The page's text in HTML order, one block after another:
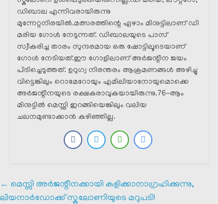
ഡിബാല എന്നിവരായിരുന്നു
മുന്നേറ്റനിരയിൽ.മത്സരത്തിന്റെ ഏഴാം മിനുട്ടിലാണ് ഡി
മരിയ ഗോൾ നേടുന്നത്. ഡിബാലയുടെ പാസ്
സ്വീകരിച്ച താരം സുന്ദരമായ ഒരു ഷോട്ടിലൂടെയാണ്
ഗോൾ നേടിയത്.ഈ ഗോളിലാണ് അർജന്റീന ജയം
പിടിച്ചെടുത്തത്. ഉറുഗ്വ നിരന്തരം ആക്രമണങ്ങൾ അഴിച്ചു
വിട്ടെങ്കിലും റൊമേറോയും എമിലിയാനോയുമൊക്കെ
അർജന്റീനയുടെ രക്ഷകരാവുകയായിരുന്നു.76-ആം
മിനുട്ടിൽ മെസ്സി ഇറങ്ങിയെങ്കിലും വലിയ
ചലനമുണ്ടാക്കാൻ കഴിഞ്ഞില്ല.
← മെസ്സി അർജന്റീനക്കായി കളിക്കാനാഗ്രഹിക്കുന്നു,
ലിയനാർഡോക്ക്‌ സ്കലോണിയുടെ മറുപടി!